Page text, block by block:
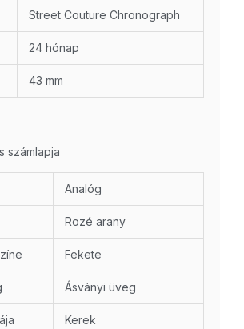
Street Couture Chronograph
24 hónap
43 mm
számlapja
Analóg
Rozé arany
Fekete
Ásványi üveg
Kerek